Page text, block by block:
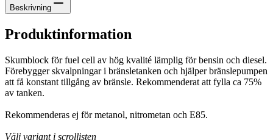
Beskrivning
Produktinformation
Skumblock för fuel cell av hög kvalité lämplig för bensin och diesel.
Förebygger skvalpningar i bränsletanken och hjälper bränslepumpen
att få konstant tillgång av bränsle. Rekommenderat att fylla ca 75%
av tanken.
Rekommenderas ej för metanol, nitrometan och E85.
Välj variant i scrollisten